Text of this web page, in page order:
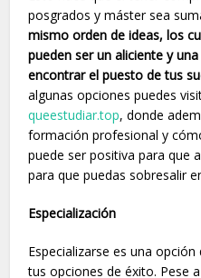
posgrados y máster sea
mismo orden de ideas, los
pueden ser un aliciente y
encontrar el puesto de tus
algunas opciones puedes
queestudiar.top, donde
formación profesional y
puede ser positiva para que
para que puedas sobresalir
Especialización
Especializarse es una
tus opciones de éxito. Pese